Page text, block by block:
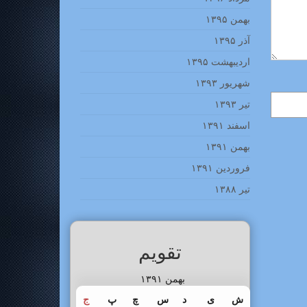
بهمن ۱۳۹۵
آذر ۱۳۹۵
اردیبهشت ۱۳۹۵
شهریور ۱۳۹۳
تیر ۱۳۹۳
اسفند ۱۳۹۱
بهمن ۱۳۹۱
فروردین ۱۳۹۱
تیر ۱۳۸۸
تقویم
بهمن ۱۳۹۱
ش
ی د س چ پ ج